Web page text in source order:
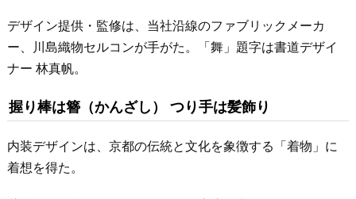
デザイン提供・監修は、当社沿線のファブリックメーカ
ー、川島織物セルコンが手がた。「舞」題字は書道デザイ
ナー 林真帆。
握り棒は簪（かんざし） つり手は髪飾り
内装デザインは、京都の伝統と文化を象徴する「着物」に
着想を得た。